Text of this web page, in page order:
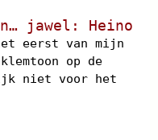
jawel: Heino
eerst van mijn
op de
niet voor het